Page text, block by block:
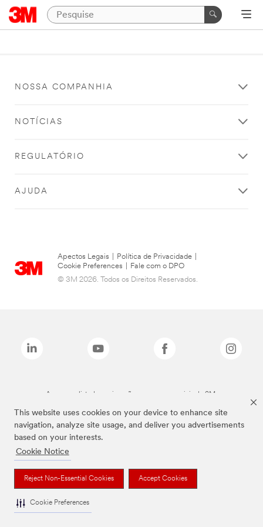
This website uses cookies on your device to enhance site
navigation, analyze site usage, and deliver you advertisements
based on your interests.
Cookie Notice
Reject Non-Essential Cookies Accept Cookies
Cookie Preferences
NOSSA COMPANHIA
NOTÍCIAS
REGULATÓRIO
AJUDA
Apectos Legais Política de Privacidade
Cookie Preferences
Fale com o DPO
© 3M 2026. Todos os Direitos Reservados.
As marcas listadas a cima são marcas comerciais da 3M.